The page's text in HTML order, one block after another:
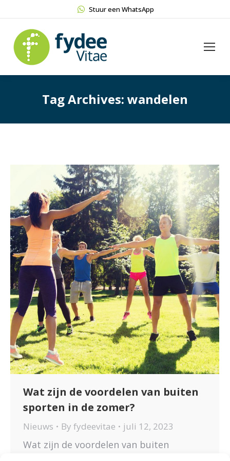
Stuur een WhatsApp
Tag Archives: wandelen
Wat zijn de voordelen van buiten
sporten in de zomer?
Nieuws By fydeevitae juli 12, 2023
Wat zijn de voordelen van buiten